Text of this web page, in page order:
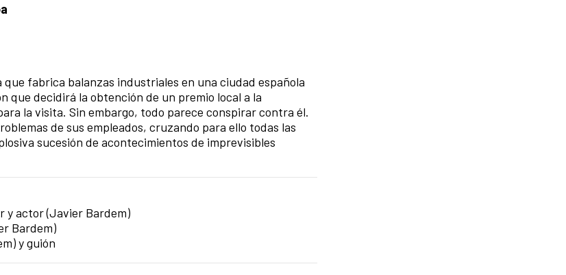
fabrica balanzas industriales en una ciudad española
que decidirá la obtención de un premio local a la
la visita. Sin embargo, todo parece conspirar contra él.
de sus empleados, cruzando para ello todas las
sucesión de acontecimientos de imprevisibles
y actor (Javier Bardem)
Bardem)
y guión